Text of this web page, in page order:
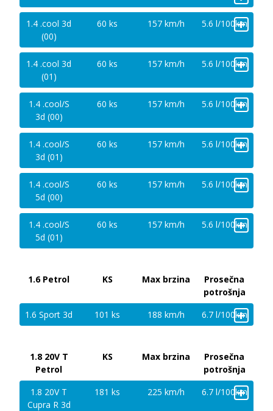
1.4 .cool 3d
(00)
60 ks 157 km/h 5.6 l/100km
+
1.4 .cool 3d
(01)
60 ks 157 km/h 5.6 l/100km
+
1.4 .cool/S
3d (00)
60 ks 157 km/h 5.6 l/100km
+
1.4 .cool/S
3d (01)
60 ks 157 km/h 5.6 l/100km
+
1.4 .cool/S
5d (00)
60 ks 157 km/h 5.6 l/100km
+
1.4 .cool/S
5d (01)
60 ks 157 km/h 5.6 l/100km
+
1.6 Petrol KS Max brzina
Prosečna
potrošnja
1.6 Sport 3d
101 ks 188 km/h 6.7 l/100km
+
1.8 20V T
Petrol
KS Max brzina
Prosečna
potrošnja
1.8 20V T
Cupra R 3d
181 ks 225 km/h 6.7 l/100km
+